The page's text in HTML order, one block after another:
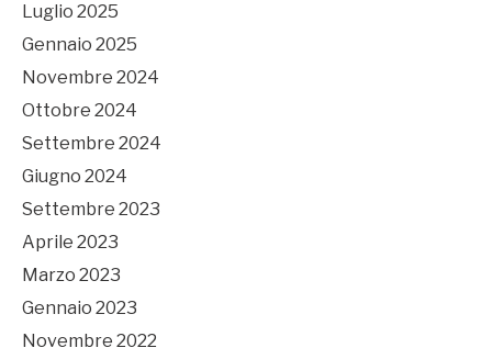
Luglio 2025
Gennaio 2025
Novembre 2024
Ottobre 2024
Settembre 2024
Giugno 2024
Settembre 2023
Aprile 2023
Marzo 2023
Gennaio 2023
Novembre 2022